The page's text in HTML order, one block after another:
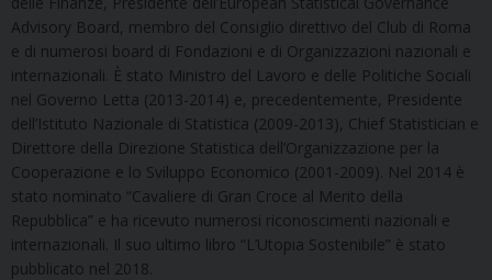
Advisory Board, membro del Consiglio direttivo del Club di Roma
e di numerosi board di Fondazioni e di Organizzazioni nazionali e
internazionali. È stato Ministro del Lavoro e delle Politiche Sociali
nel Governo Letta (2013-2014) e, precedentemente, Presidente
dell’Istituto Nazionale di Statistica (2009-2013), Chief Statistician e
Direttore della Direzione Statistica dell’Organizzazione per la
Cooperazione e lo Sviluppo Economico (2001-2009). Nel 2014 è
stato nominato “Cavaliere di Gran Croce al Merito della
Repubblica” e ha ricevuto numerosi riconoscimenti nazionali e
internazionali. Il suo ultimo libro “L’Utopia Sostenibile” è stato
pubblicato nel 2018.